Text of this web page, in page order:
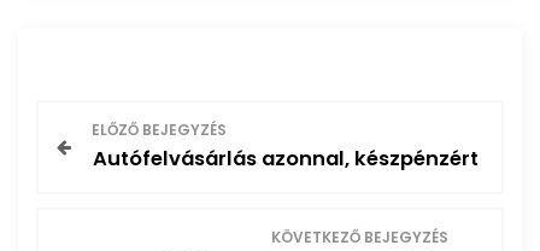
ELŐZŐ BEJEGYZÉS
Autófelvásárlás azonnal, készpénzért
KÖVETKEZŐ BEJEGYZÉS